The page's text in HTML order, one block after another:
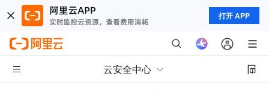
打开 APP
云安全中心